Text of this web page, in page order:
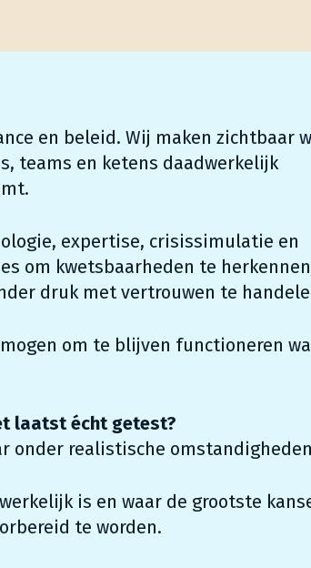
en beleid. Wij maken zichtbaar
teams en ketens daadwerkelijk
expertise, crisissimulatie en
om kwetsbaarheden te
druk met vertrouwen te
om te blijven functioneren
laatst écht getest?
onder realistische
is en waar de grootste
te worden.